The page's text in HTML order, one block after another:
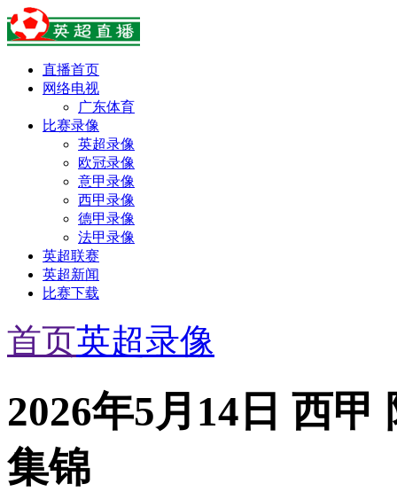
直播首页
网络电视
广东体育
比赛录像
英超录像
欧冠录像
意甲录像
西甲录像
德甲录像
法甲录像
英超联赛
英超新闻
比赛下载
首页英超录像
2026年5月14日 西
集锦